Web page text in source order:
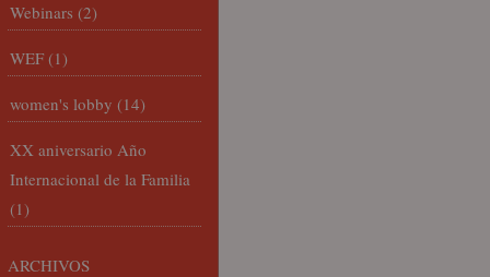
Webinars (2)
WEF (1)
women's lobby (14)
XX aniversario Año
Internacional de la Familia
(1)
ARCHIVOS